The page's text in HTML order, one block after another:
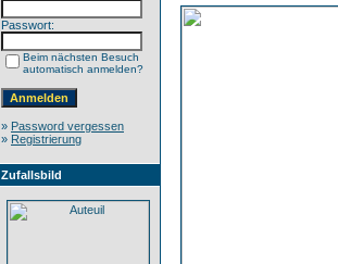
Passwort:
Beim nächsten Besuch
automatisch anmelden?
» Password vergessen
» Registrierung
Zufallsbild